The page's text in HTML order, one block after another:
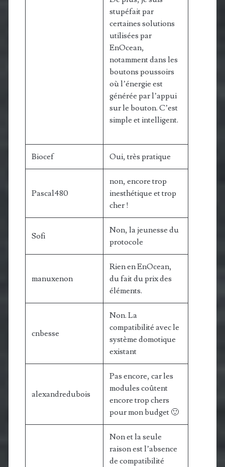
stupéfait par
certaines solutions
utilisées par
EnOcean,
notamment dans les
boutons poussoirs
où l’énergie est
générée par l’appui
sur le bouton. C’est
simple et intelligent.
Biocef Oui, très pratique
Pascal480
non, encore trop
inesthétique et trop
cher !
Sofi
Non, la jeunesse du
protocole
manuxenon
Rien en EnOcean,
du fait du prix des
éléments.
cnbesse
Non. La
compatibilité avec le
système domotique
existant
alexandredubois
Pas encore, car les
modules coûtent
encore trop chers
pour mon budget 🙂
Non et la seule
raison est l’absence
de compatibilité